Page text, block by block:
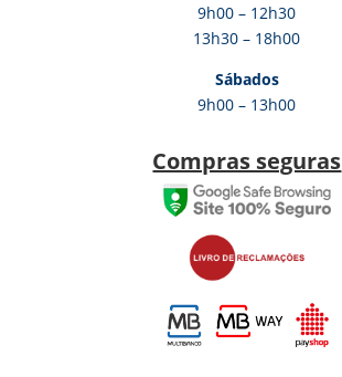
9h00 – 12h30
13h30 – 18h00
Sábados
9h00 – 13h00
Compras seguras